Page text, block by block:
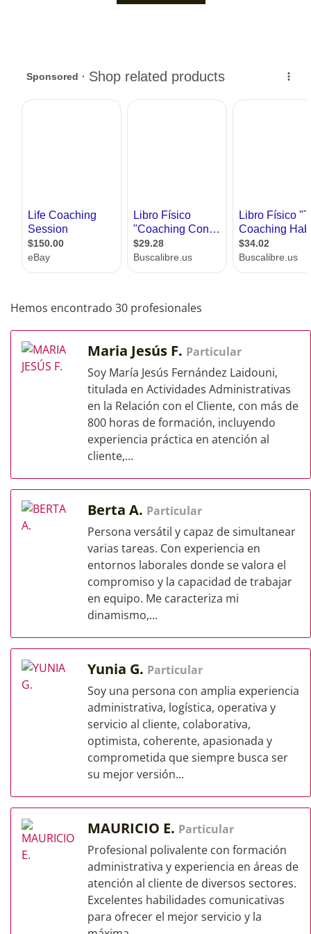
Hemos encontrado 30 profesionales
Maria Jesús F. Particular
Soy María Jesús Fernández Laidouni,
titulada en Actividades Administrativas
en la Relación con el Cliente, con más de
800 horas de formación, incluyendo
experiencia práctica en atención al
cliente,...
Berta A. Particular
Persona versátil y capaz de simultanear
varias tareas. Con experiencia en
entornos laborales donde se valora el
compromiso y la capacidad de trabajar
en equipo. Me caracteriza mi
dinamismo,...
Yunia G. Particular
Soy una persona con amplia experiencia
administrativa, logística, operativa y
servicio al cliente, colaborativa,
optimista, coherente, apasionada y
comprometida que siempre busca ser
su mejor versión...
MAURICIO E. Particular
Profesional polivalente con formación
administrativa y experiencia en áreas de
atención al cliente de diversos sectores.
Excelentes habilidades comunicativas
para ofrecer el mejor servicio y la